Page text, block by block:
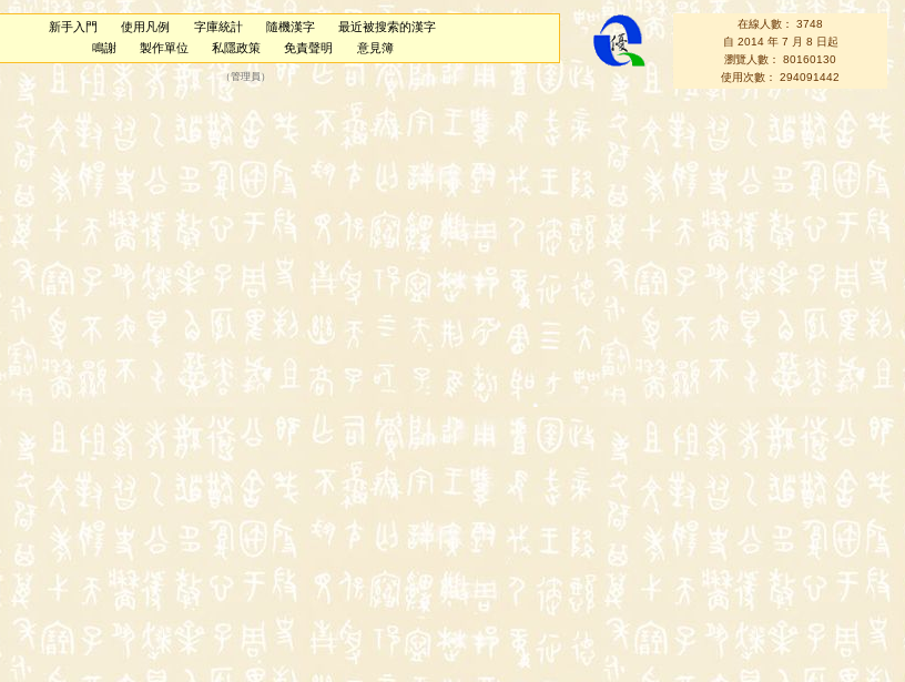
新手入門 使用凡例 字庫統計 隨機漢字
最近被搜索的漢字
鳴謝
製作單位 私隱政策 免責聲明 意見簿
（管理員 ）
在線人數： 3748
自 2014 年 7 月 8 日起
瀏覽人數： 80160130
使用次數： 294091442